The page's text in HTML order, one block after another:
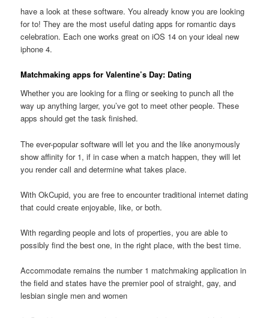
have a look at these software. You already know you are looking
for to! They are the most useful dating apps for romantic days
celebration. Each one works great on iOS 14 on your ideal new
iphone 4.
Matchmaking apps for Valentine’s Day: Dating
Whether you are looking for a fling or seeking to punch all the
way up anything larger, you’ve got to meet other people. These
apps should get the task finished.
The ever-popular software will let you and the like anonymously
show affinity for 1, if in case when a match happen, they will let
you render call and determine what takes place.
With OkCupid, you are free to encounter traditional internet dating
that could create enjoyable, like, or both.
With regarding people and lots of properties, you are able to
possibly find the best one, in the right place, with the best time.
Accommodate remains the number 1 matchmaking application in
the field and states have the premier pool of straight, gay, and
lesbian single men and women